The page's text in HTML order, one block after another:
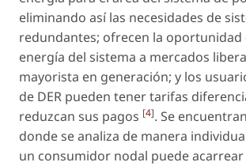
eliminando así las necesidades de
redundantes; ofrecen la
energía del sistema a mercados
mayorista en generación; y los
de DER pueden tener tarifas
reduzcan sus pagos [4]. Se
donde se analiza de manera
un consumidor nodal puede acarrear